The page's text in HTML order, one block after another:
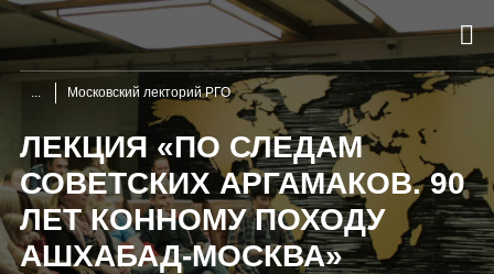
Московский лекторий РГО
ЛЕКЦИЯ «ПО СЛЕДАМ
СОВЕТСКИХ АРГАМАКОВ. 90
ЛЕТ КОННОМУ ПОХОДУ
АШХАБАД-МОСКВА»